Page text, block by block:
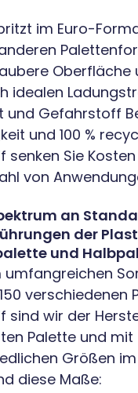
im Euro-
Oberfläche
idealen
und Gefahrstoff
und 100 %
senken Sie
von
an
der
und
umfangreichen
verschiedenen
sind wir der
Palette und mit
Größen
diese Maße: